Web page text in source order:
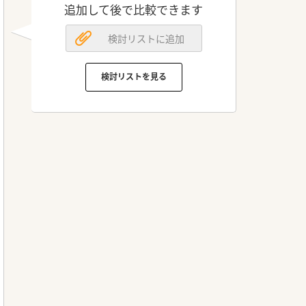
追加して後で比較できます
検討リストに追加
検討リストを見る